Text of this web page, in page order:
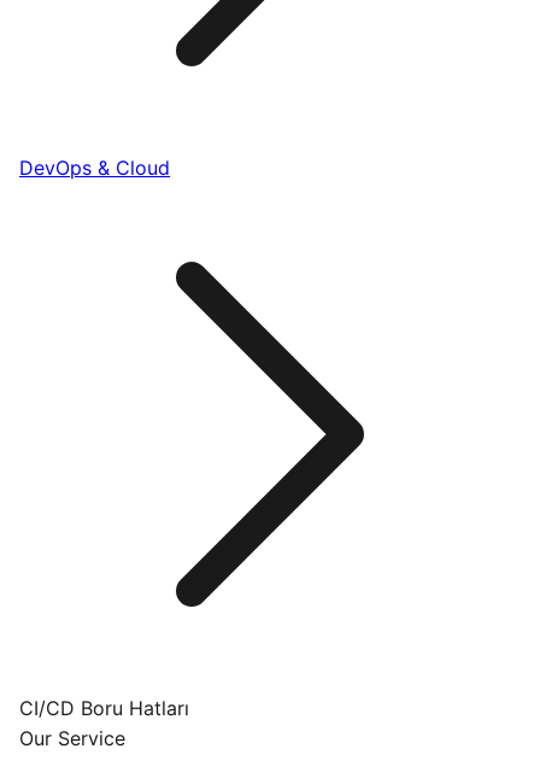
DevOps & Cloud
CI/CD Boru Hatları
Our Service